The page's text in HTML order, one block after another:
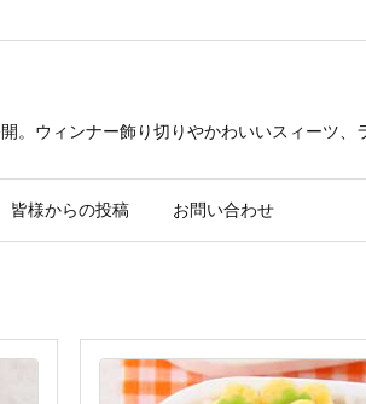
。ウィンナー飾り切りやかわいいスィーツ、
皆様からの投稿 お問い合わせ